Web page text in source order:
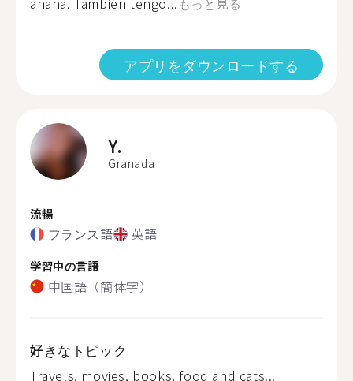
アプリをダウンロードする
Y.
Granada
流暢
フランス語 英語
学習中の言語
中国語（簡体字）
好きなトピック
Travels, movies, books, food and cats...